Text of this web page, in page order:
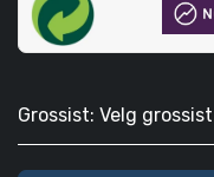
Grossist: Velg grossist